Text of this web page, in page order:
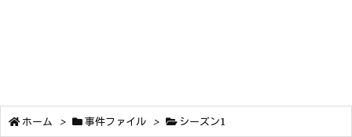
ホーム > 事件ファイル > シーズン1